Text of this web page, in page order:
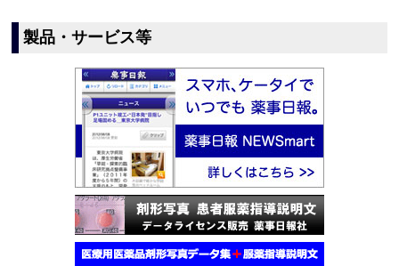
製品・サービス等